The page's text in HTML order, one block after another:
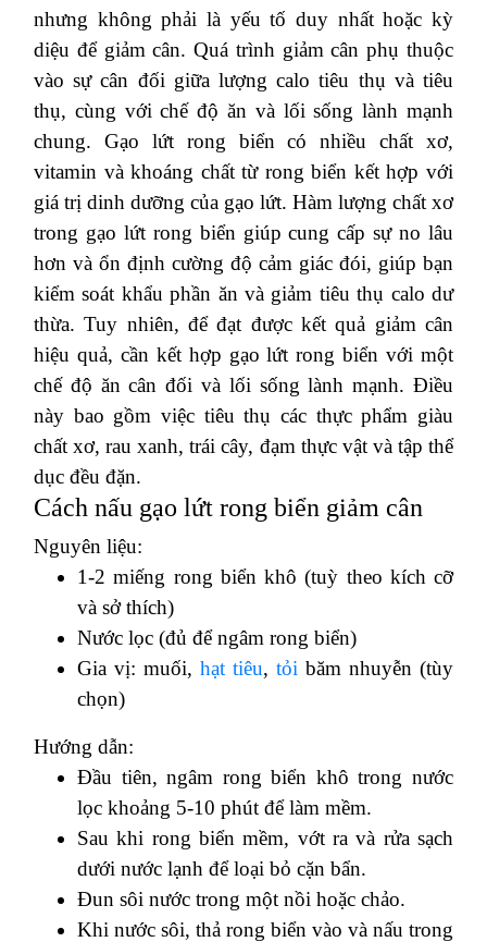
nhưng không phải là yếu tố duy nhất hoặc kỳ
diệu để giảm cân. Quá trình giảm cân phụ thuộc
vào sự cân đối giữa lượng calo tiêu thụ và tiêu
thụ, cùng với chế độ ăn và lối sống lành mạnh
chung. Gạo lứt rong biển có nhiều chất xơ,
vitamin và khoáng chất từ rong biển kết hợp với
giá trị dinh dưỡng của gạo lứt. Hàm lượng chất xơ
trong gạo lứt rong biển giúp cung cấp sự no lâu
hơn và ổn định cường độ cảm giác đói, giúp bạn
kiểm soát khẩu phần ăn và giảm tiêu thụ calo dư
thừa. Tuy nhiên, để đạt được kết quả giảm cân
hiệu quả, cần kết hợp gạo lứt rong biển với một
chế độ ăn cân đối và lối sống lành mạnh. Điều
này bao gồm việc tiêu thụ các thực phẩm giàu
chất xơ, rau xanh, trái cây, đạm thực vật và tập thể
dục đều đặn.
Cách nấu gạo lứt rong biển giảm cân
Nguyên liệu:
1-2 miếng rong biển khô (tuỳ theo kích cỡ
và sở thích)
Nước lọc (đủ để ngâm rong biển)
Gia vị: muối, hạt tiêu, tỏi băm nhuyễn (tùy
chọn)
Hướng dẫn:
Đầu tiên, ngâm rong biển khô trong nước
lọc khoảng 5-10 phút để làm mềm.
Sau khi rong biển mềm, vớt ra và rửa sạch
dưới nước lạnh để loại bỏ cặn bẩn.
Đun sôi nước trong một nồi hoặc chảo.
Khi nước sôi, thả rong biển vào và nấu trong